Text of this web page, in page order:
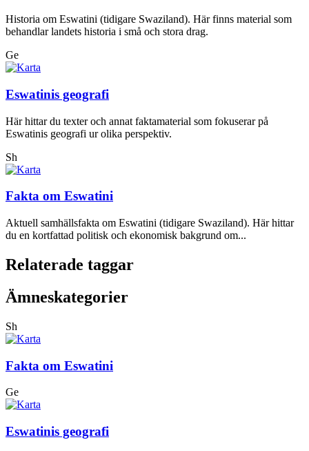
Historia om Eswatini (tidigare Swaziland). Här finns material som
behandlar landets historia i små och stora drag.
Ge
Eswatinis geografi
Här hittar du texter och annat faktamaterial som fokuserar på
Eswatinis geografi ur olika perspektiv.
Sh
Fakta om Eswatini
Aktuell samhällsfakta om Eswatini (tidigare Swaziland). Här hittar
du en kortfattad politisk och ekonomisk bakgrund om...
Relaterade taggar
Ämneskategorier
Sh
Fakta om Eswatini
Ge
Eswatinis geografi